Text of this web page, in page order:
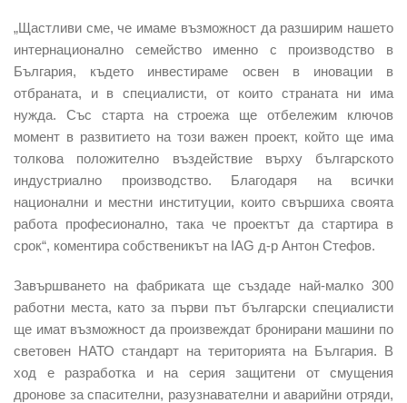
„Щастливи сме, че имаме възможност да разширим нашето
интернационално семейство именно с производство в
България, където инвестираме освен в иновации в
отбраната, и в специалисти, от които страната ни има
нужда. Със старта на строежа ще отбележим ключов
момент в развитието на този важен проект, който ще има
толкова положително въздействие върху българското
индустриално производство. Благодаря на всички
национални и местни институции, които свършиха своята
работа професионално, така че проектът да стартира в
срок“, коментира собственикът на IAG д-р Антон Стефов.
Завършването на фабриката ще създаде най-малко 300
работни места, като за първи път български специалисти
ще имат възможност да произвеждат бронирани машини по
световен НАТО стандарт на територията на България. В
ход е разработка и на серия защитени от смущения
дронове за спасителни, разузнавателни и аварийни отряди,